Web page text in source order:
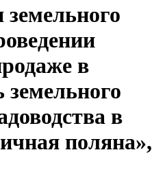
в
земельного
в
поляна»,